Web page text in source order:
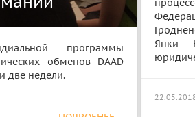
Янки
программы
обменов DAAD
две недели.